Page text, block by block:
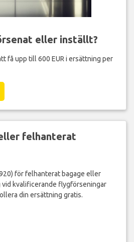
eller inställt?
få upp till 600 EUR i ersättning per
felhanterat
för felhanterat bagage eller
vid kvalificerande flygförseningar
din ersättning gratis.